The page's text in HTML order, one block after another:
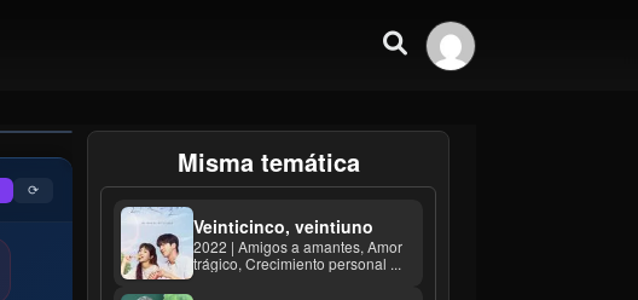
⟳
Misma temática
Veinticinco, veintiuno
2022 | Amigos a amantes, Amor
trágico, Crecimiento personal ...